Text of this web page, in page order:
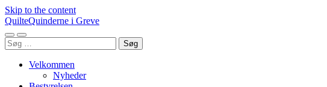
Skip to the content
QuilteQuinderne i Greve
Toggle
mobile
Toggle
search
Søg
efter:
Velkommen
Nyheder